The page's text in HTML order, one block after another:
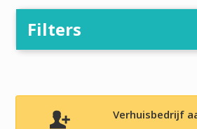
Filters
Verhuisbedrijf